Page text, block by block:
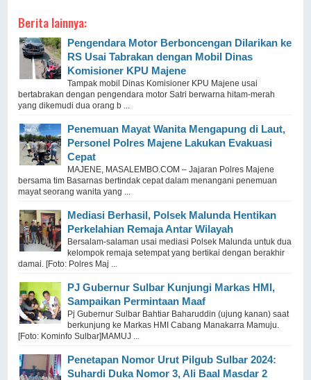
Berita lainnya:
Pengendara Motor Berboncengan Dilarikan ke
RS Usai Tabrakan dengan Mobil Dinas
Komisioner KPU Majene
Tampak mobil Dinas Komisioner KPU Majene usai
bertabrakan dengan pengendara motor Satri berwarna hitam-merah
yang dikemudi dua orang b ...
Penemuan Mayat Wanita Mengapung di Laut,
Personel Polres Majene Lakukan Evakuasi
Cepat
MAJENE, MASALEMBO.COM – Jajaran Polres Majene
bersama tim Basarnas bertindak cepat dalam menangani penemuan
mayat seorang wanita yang ...
Mediasi Berhasil, Polsek Malunda Hentikan
Perkelahian Remaja Antar Wilayah
Bersalam-salaman usai mediasi Polsek Malunda untuk dua
kelompok remaja setempat yang bertikai dengan berakhir
damai. [Foto: Polres Maj ...
PJ Gubernur Sulbar Kunjungi Markas HMI,
Sampaikan Permintaan Maaf
Pj Gubernur Sulbar Bahtiar Baharuddin (ujung kanan) saat
berkunjung ke Markas HMI Cabang Manakarra Mamuju.
[Foto: Kominfo Sulbar]MAMUJ ...
Penetapan Nomor Urut Pilgub Sulbar 2024:
Suhardi Duka Nomor 3, Ali Baal Masdar 2